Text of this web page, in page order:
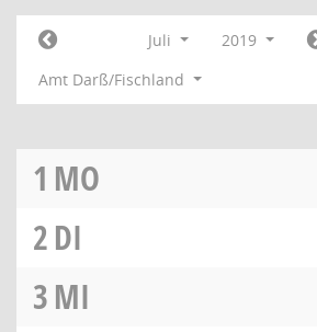
Juli 2019
Amt Darß/Fischland
1 MO
2DI
3MI